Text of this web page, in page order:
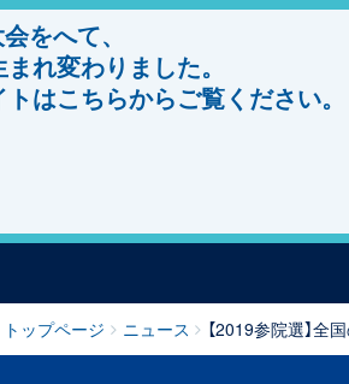
をへて、
れ変わりました。
はこちらからご覧ください。
トップページ ニュース 【2019参院選】全